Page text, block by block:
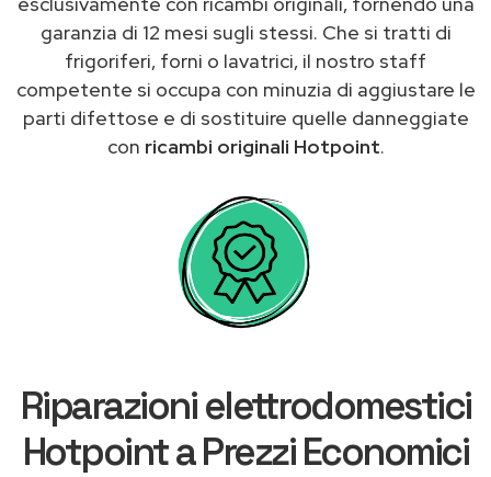
garanzia di 12 mesi sugli stessi. Che si tratti di
frigoriferi, forni o lavatrici, il nostro staff
competente si occupa con minuzia di aggiustare le
parti difettose e di sostituire quelle danneggiate
con ricambi originali Hotpoint.
Riparazioni elettrodomestici
Hotpoint a Prezzi Economici